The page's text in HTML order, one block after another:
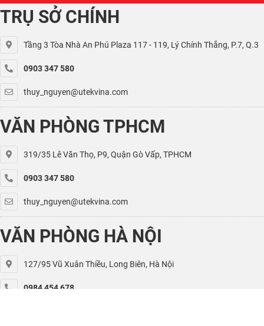
TRỤ SỞ CHÍNH
Tầng 3 Tòa Nhà An Phú Plaza 117 - 119, Lý Chính Thắng, P.7, Q.3
0903 347 580
thuy_nguyen@utekvina.com
VĂN PHÒNG TPHCM
319/35 Lê Văn Thọ, P9, Quận Gò Vấp, TPHCM
0903 347 580
thuy_nguyen@utekvina.com
VĂN PHÒNG HÀ NỘI
127/95 Vũ Xuân Thiều, Long Biên, Hà Nội
0984 454 678